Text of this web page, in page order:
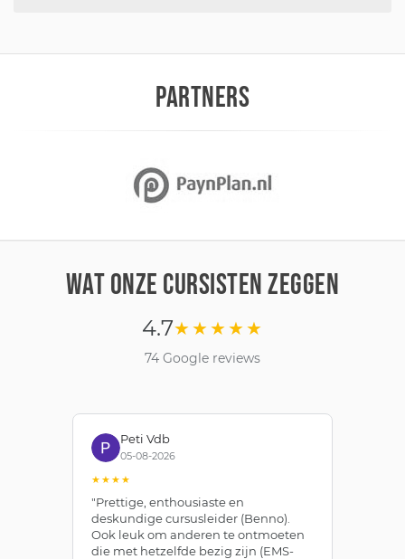
PARTNERS
WAT ONZE CURSISTEN ZEGGEN
4.7★★★★★
74 Google reviews
enthousiaste en
cursusleider (Benno).
om anderen te ontmoeten
hetzelfde bezig zijn (EMS-
Bewegingsdeskundige
afgerond bij EFAA
zelfstudie en de online